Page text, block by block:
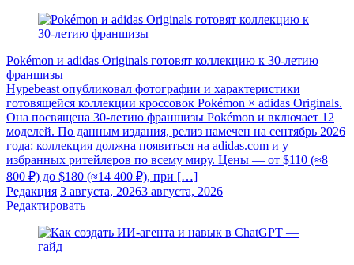
Pokémon и adidas Originals готовят коллекцию к 30-летию
франшизы
Hypebeast опубликовал фотографии и характеристики
готовящейся коллекции кроссовок Pokémon × adidas Originals.
Она посвящена 30-летию франшизы Pokémon и включает 12
моделей. По данным издания, релиз намечен на сентябрь 2026
года: коллекция должна появиться на adidas.com и у
избранных ритейлеров по всему миру. Цены — от $110 (≈8
800 ₽) до $180 (≈14 400 ₽), при […]
Редакция 3 августа, 20263 августа, 2026
Редактировать